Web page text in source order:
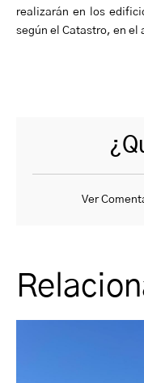
realizarán en los
según el Catastro, en el
Ver